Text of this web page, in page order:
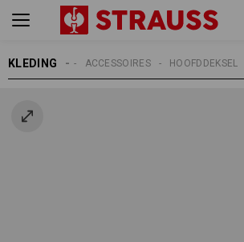
KLEDING HOOFDDEKSEL
ACCESSOIRES
HEREN